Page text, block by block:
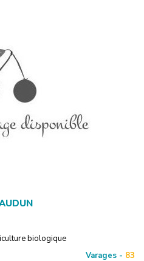
biologique
Varages - 83